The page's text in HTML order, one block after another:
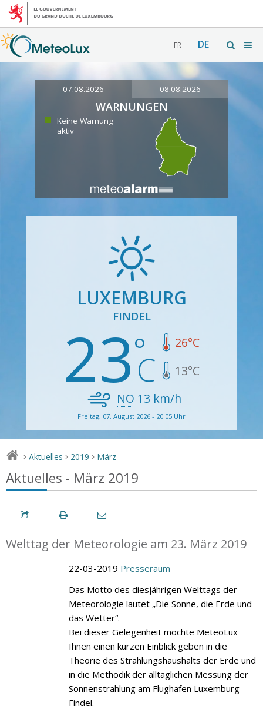
FR DE
07.08.2026 08.08.2026
WARNUNGEN
Keine Warnung
aktiv
LUXEMBURG
FINDEL
23 26°C
13°C
NO 13 km/h
Freitag, 07. August 2026 - 20:05 Uhr
> Aktuelles > 2019 > März
Aktuelles - März 2019
Welttag der Meteorologie am 23. März 2019
22-03-2019 Presseraum
Das Motto des diesjährigen Welttags der
Meteorologie lautet „Die Sonne, die Erde und
das Wetter“.
Bei dieser Gelegenheit möchte MeteoLux
Ihnen einen kurzen Einblick geben in die
Theorie des Strahlungshaushalts der Erde und
in die Methodik der alltäglichen Messung der
Sonnenstrahlung am Flughafen Luxemburg-
Findel.